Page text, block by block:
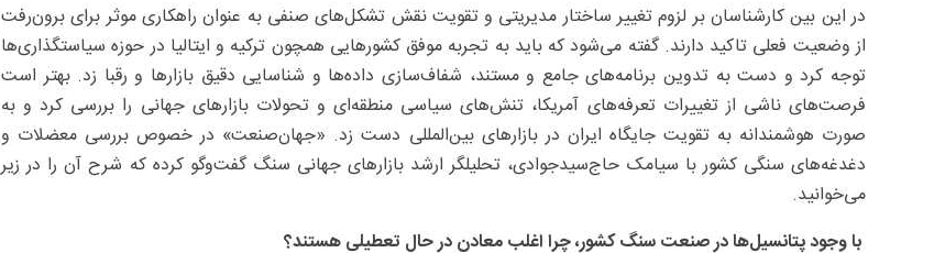
در این بین کارشناسان بر لزوم تغییر ساختار مدیریتی و تقویت نقش تشکل‌های صنفی به عنوان راهکاری موثر برای برون‌رفت
از وضعیت فعلی تاکید دارند. گفته می‌شود که باید به تجربه موفق کشورهایی همچون ترکیه و ایتالیا در حوزه سیاستگذاری‌ها
توجه کرد و دست به تدوین برنامه‌های جامع و مستند، شفاف‌سازی داده‌ها و شناسایی دقیق بازارها و رقبا زد. بهتر است
فرصت‌های ناشی از تغییرات تعرفه‌های آمریکا، تنش‌های سیاسی منطقه‌ای و تحولات بازارهای جهانی را بررسی کرد و به
صورت هوشمندانه به تقویت جایگاه ایران در بازارهای بین‌المللی دست زد. «جهان‌صنعت» در خصوص بررسی معضلات و
دغدغه‌های سنگی کشور با سیامک حاج‌سیدجوادی، تحلیلگر ارشد بازارهای جهانی سنگ گفت‌وگو کرده که شرح آن را در زیر
می‌خوانید.
با وجود پتانسیل‌ها در صنعت سنگ کشور، چرا اغلب معادن در حال تعطیلی هستند؟